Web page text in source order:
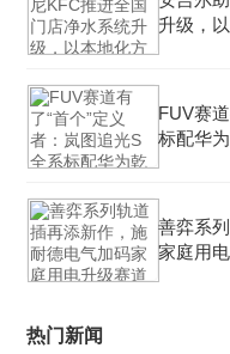
升级，
FUV赛
标配华
善弈系
家庭用
热门新闻